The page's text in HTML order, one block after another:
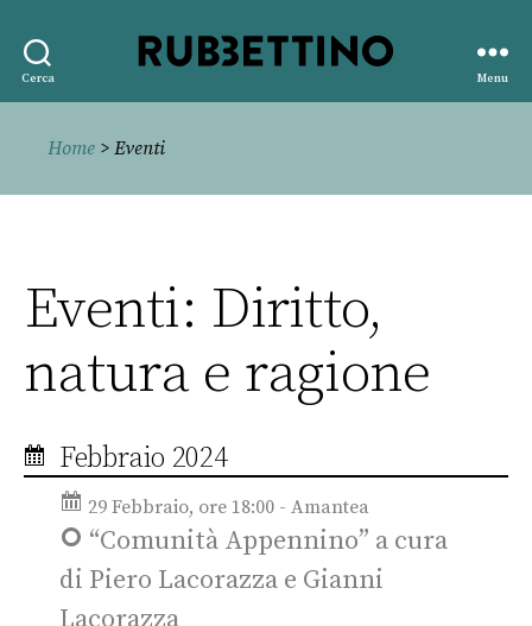
Cerca
editore
Menu
Home > Eventi
Eventi: Diritto,
natura e ragione
Febbraio 2024
29 Febbraio, ore 18:00 - Amantea
“Comunità Appennino” a cura
di Piero Lacorazza e Gianni
Lacorazza